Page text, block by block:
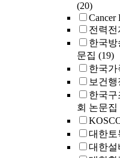
(20)
Cancer
전력전
한국
문집 (19)
한국가
보건행
한국
회 논문집
대한토
대한설